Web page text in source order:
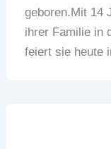
geboren.Mit 14
ihrer Familie in
feiert sie heute